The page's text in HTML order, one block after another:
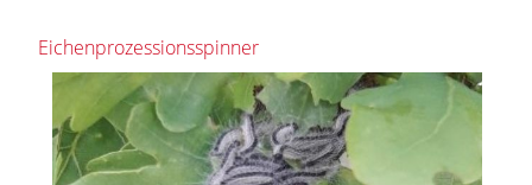
Eichenprozessionsspinner